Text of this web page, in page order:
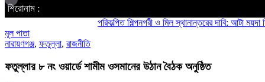
শিরোনাম :
পরিকল্পিত শিল্পনগরী ও মিল স্থানান্তরের দাবি: আটা ময়দা মিল
মূল পাতা
নারায়ণগঞ্জ, ফতুল্লা, রাজনীতি
ফতুল্লার ৮ নং ওয়ার্ডে শামীম ওসমানের উঠান বৈঠক অনুষ্ঠিত